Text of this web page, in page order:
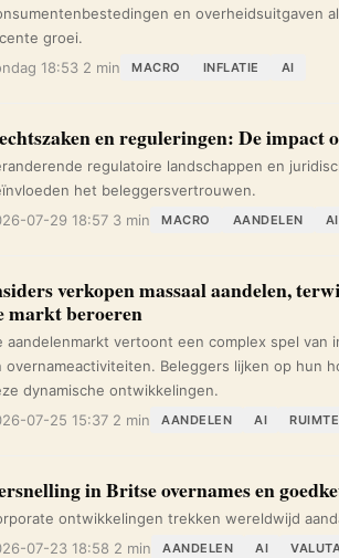
en overheidsuitgaven
groei.
18:53 2 min MACRO INFLATIE AI
en reguleringen: De impact
regulatoire landschappen en
het beleggersvertrouwen.
07-29 18:57 3 min MACRO AANDELEN AI
verkopen massaal aandelen,
markt beroeren
aandelenmarkt vertoont een complex spel van
overnameactiviteiten. Beleggers lijken op hun
dynamische ontwikkelingen.
07-25 15:37 2 min AANDELEN AI
in Britse overnames en
ontwikkelingen trekken wereldwijd
07-23 18:58 2 min AANDELEN AI